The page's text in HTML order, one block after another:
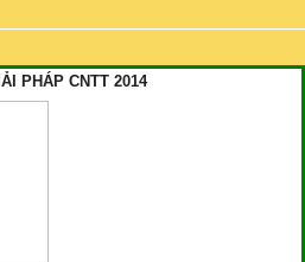
PHÁP CNTT 2014